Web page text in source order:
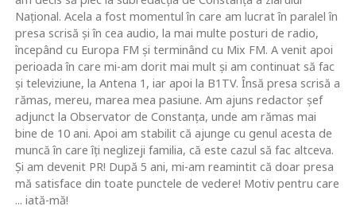
Naţional. Acela a fost momentul în care am lucrat în paralel în
presa scrisă şi în cea audio, la mai multe posturi de radio,
începând cu Europa FM şi terminând cu Mix FM. A venit apoi
perioada în care mi-am dorit mai mult şi am continuat să fac
şi televiziune, la Antena 1, iar apoi la B1TV. Însă presa scrisă a
rămas, mereu, marea mea pasiune. Am ajuns redactor şef
adjunct la Observator de Constanţa, unde am rămas mai
bine de 10 ani. Apoi am stabilit că ajunge cu genul acesta de
muncă în care îţi neglizeji familia, că este cazul să fac altceva.
Şi am devenit PR! După 5 ani, mi-am reamintit că doar presa
mă satisface din toate punctele de vedere! Motiv pentru care
... iată-mă!